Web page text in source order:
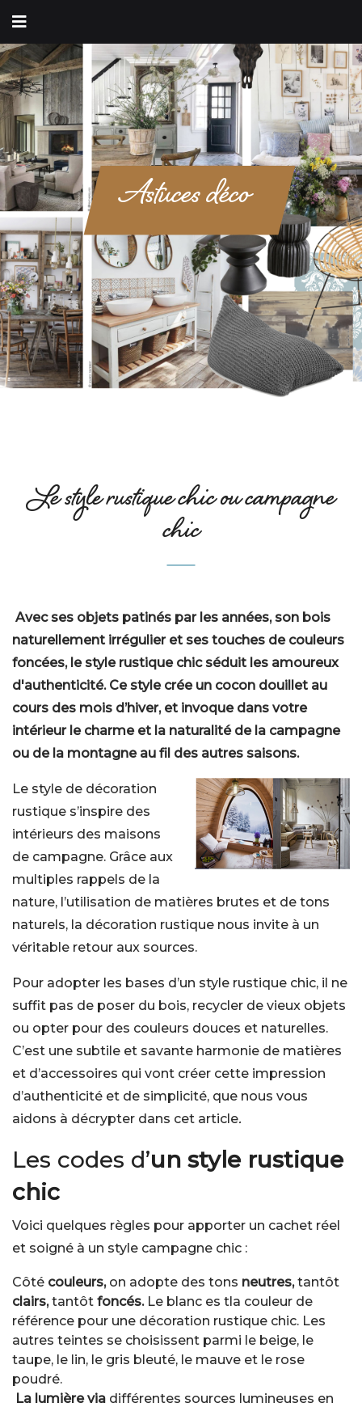
Astuces déco
Le style rustique chic ou campagne
chic
Avec ses objets patinés par les années, son bois
naturellement irrégulier et ses touches de couleurs
foncées, le style rustique chic séduit les amoureux
d'authenticité. Ce style crée un cocon douillet au
cours des mois d’hiver, et invoque dans votre
intérieur le charme et la naturalité de la campagne
ou de la montagne au fil des autres saisons.
Le style de décoration
rustique s’inspire des
intérieurs des maisons
de campagne. Grâce aux
multiples rappels de la
nature, l’utilisation de matières brutes et de tons
naturels, la décoration rustique nous invite à un
véritable retour aux sources.
Pour adopter les bases d’un style rustique chic, il ne
suffit pas de poser du bois, recycler de vieux objets
ou opter pour des couleurs douces et naturelles.
C’est une subtile et savante harmonie de matières
et d’accessoires qui vont créer cette impression
d’authenticité et de simplicité, que nous vous
aidons à décrypter dans cet article.
Les codes d’un style rustique
chic
Voici quelques règles pour apporter un cachet réel
et soigné à un style campagne chic :
Côté couleurs, on adopte des tons neutres,tantôt
clairs,tantôt foncés. Le blanc es tla couleur de
référence pour une décoration rustique chic. Les
autres teintes se choisissent parmi le beige, le
taupe, le lin, le gris bleuté, le mauve et le rose
poudré.
La lumière via différentes sources lumineuses en